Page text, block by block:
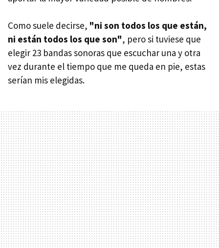
Como suele decirse, "ni son todos los que están,
ni están todos los que son", pero si tuviese que
elegir 23 bandas sonoras que escuchar una y otra
vez durante el tiempo que me queda en pie, estas
serían mis elegidas.